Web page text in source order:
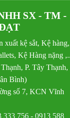
SX - TM -
xuất kệ sắt, Kệ hàng,
Kệ Hàng nặng ,...
P. Tây Thạnh,
Bình)
số 7, KCN Vĩnh
333 756 -0913 588